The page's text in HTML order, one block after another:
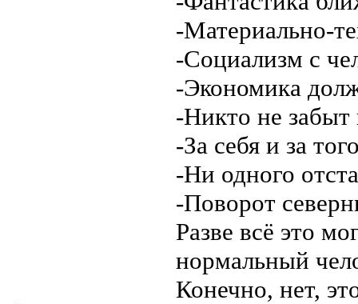
-Материально-
-Социализм с
-Экономика
-Никто не
-За себя и за
-Ни одного
-Поворот
Разве всё это
нормальный
Конечно, нет,